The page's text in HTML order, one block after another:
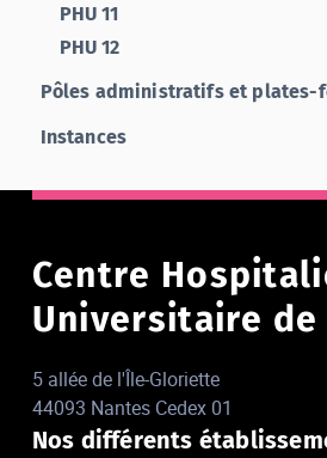
PHU 11
PHU 12
Pôles administratifs et plates-
Instances
Centre
Universitaire de
5 allée de l'Île-Gloriette
44093 Nantes Cedex 01
Nos différents